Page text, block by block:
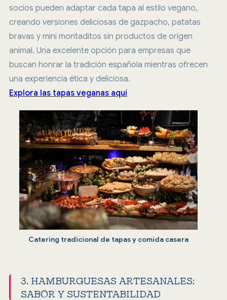
socios pueden adaptar cada tapa al estilo vegano,
creando versiones deliciosas de gazpacho, patatas
bravas y mini montaditos sin productos de origen
animal. Una excelente opción para empresas que
buscan honrar la tradición española mientras ofrecen
una experiencia ética y deliciosa.
Explora las tapas veganas aquí
Catering tradicional de tapas y comida casera
3. HAMBURGUESAS ARTESANALES:
SABOR Y SUSTENTABILIDAD